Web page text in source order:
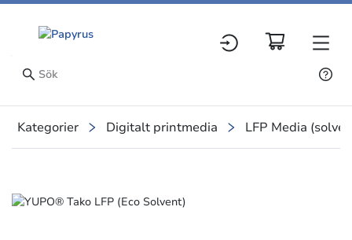
Kategorier Digitalt printmedia LFP Media
Slide 1 of 1